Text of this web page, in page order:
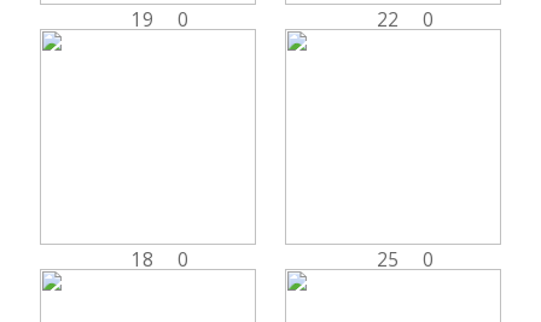
19 0 22 0
18 0 25 0